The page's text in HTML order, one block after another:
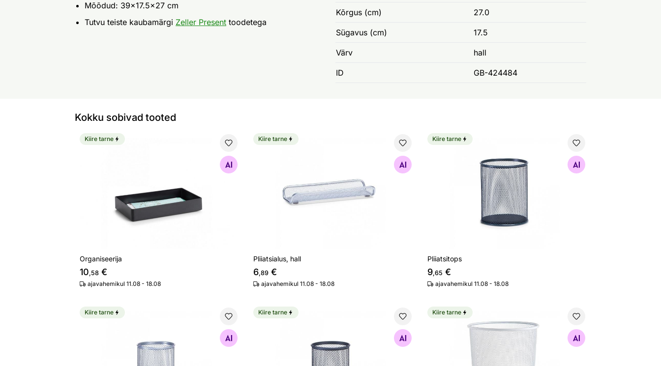
Mõõdud: 39x17.5x27 cm
Tutvu teiste kaubamärgi Zeller Present toodetega
Kõrgus (cm) 27.0
Sügavus (cm) 17.5
Värv hall
ID GB-424484
Kokku sobivad tooted
Kiire tarne
Organiseerija
10,58 €
ajavahemikul 11.08 - 18.08
Kiire tarne
Pliiatsialus, hall
6,89 €
ajavahemikul 11.08 - 18.08
Otsi sarnaseid
Kiire tarne
Pliiatsitops
9,65 €
ajavahemikul 11.08 - 18.08
Kiire tarne Kiire tarne
Paberikorv, valge
Otsi sarnaseid
Kiire tarne